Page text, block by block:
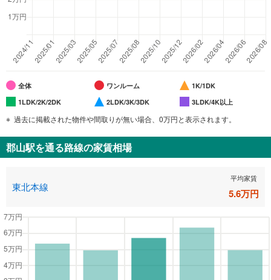
全体 ワンルーム
1K/1DK
1LDK/2K/2DK
2LDK/3K/3DK 3LDK/4K以上
過去に掲載された物件や間取りが無い場合、0万円と表示されます。
郡山駅を通る路線の家賃相場
東北本線
平均家賃
5.6万円